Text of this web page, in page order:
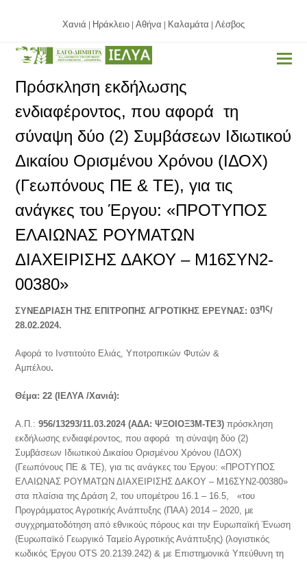
Χανιά Ηράκλειο Αθήνα Καλαμάτα Λέσβος
Πρόσκληση εκδήλωσης
ενδιαφέροντος, που αφορά τη
σύναψη δύο (2) Συμβάσεων Ιδιωτικού
Δικαίου Ορισμένου Χρόνου (ΙΔΟΧ)
(Γεωπόνους ΠΕ & ΤΕ), για τις
ανάγκες του Έργου: «ΠΡΟΤΥΠΟΣ
ΕΛΑΙΩΝΑΣ ΡΟΥΜΑΤΩΝ
ΔΙΑΧΕΙΡΙΣΗΣ ΔΑΚΟΥ – Μ16ΣΥΝ2-
00380»
ΣΥΝΕΔΡΙΑΣΗ ΤΗΣ ΕΠΙΤΡΟΠΗΣ ΑΓΡΟΤΙΚΗΣ ΕΡΕΥΝΑΣ: 03ης/
28.02.2024.
Αφορά το Ινστιτούτο Ελιάς, Υποτροπικών Φυτών &
Αμπέλου.
Θέμα: 22 (ΙΕΛΥΑ /Χανιά):
Α.Π.:956/13293/11.03.2024 (ΑΔΑ: ΨΞΟΙΟΞ3Μ-ΤΕ3) πρόσκληση
εκδήλωσης ενδιαφέροντος, που αφορά τη σύναψη δύο (2)
Συμβάσεων Ιδιωτικού Δικαίου Ορισμένου Χρόνου (ΙΔΟΧ)
(Γεωπόνους ΠΕ & ΤΕ), για τις ανάγκες του Έργου: «ΠΡΟΤΥΠΟΣ
ΕΛΑΙΩΝΑΣ ΡΟΥΜΑΤΩΝ ΔΙΑΧΕΙΡΙΣΗΣ ΔΑΚΟΥ – Μ16ΣΥΝ2-00380»
στα πλαίσια της Δράση 2, του υπομέτρου 16.1 – 16.5, «του
Προγράμματος Αγροτικής Ανάπτυξης (ΠΑΑ) 2014 – 2020, με
συγχρηματοδότηση από εθνικούς πόρους και την Ευρωπαϊκή Ένωση
(Ευρωπαϊκό Γεωργικό Ταμείο Αγροτικής Ανάπτυξης) (λογιστικός
κωδικός Έργου OTS 20.2139.242) & με Επιστημονικά Υπεύθυνη τη